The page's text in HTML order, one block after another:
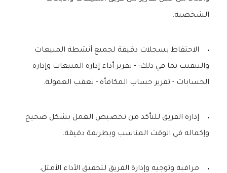
الشخصية.
الاحتفاظ بسجلات دقيقة لجميع أنشطة المبيعات
والتنقيب بما في ذلك: - تقرير أداء إدارة المبيعات وإدارة
الحسابات - تقرير حساب المكافأة - تعقب العمولة.
إدارة الفريق للتأكد من تخصيص العمل بشكل صحيح
وإكماله في الوقت المناسب وبطريقة دقيقة.
مراقبة وتوجيه وإدارة الفريق لتحقيق الأداء الأمثل.